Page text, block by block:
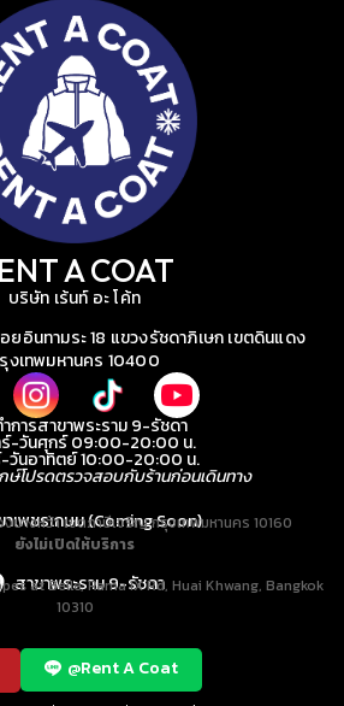
A COAT
บริษัท เร้นท์ อะ โค้ท
อินทามระ 18 แขวงรัชดาภิเษก เขตดินแดง
งเทพมหานคร 10400
ำการสาขาพระราม 9-รัชดา
ร์-วันศุกร์ 09:00-20:00 น.
-วันอาทิตย์ 10:00-20:00 น.
โปรดตรวจสอบกับร้านก่อนเดินทาง
าเพชรเกษม (Coming Soon)
บางหว้า เขตภาษีเจริญ กรุงเทพมหานคร 10160
ยังไม่เปิดให้บริการ
สาขาพระราม 9-รัชดา
at Belle, Rama IX Rd, Huai Khwang, Bangkok
10310
@Rent A Coat